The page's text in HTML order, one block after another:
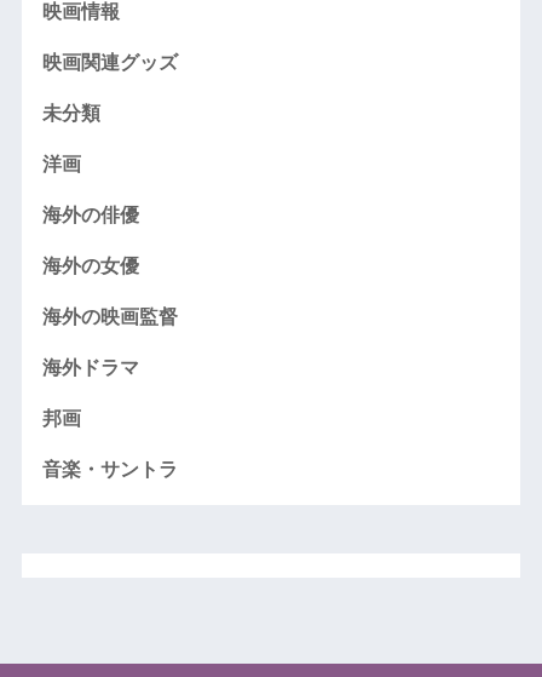
映画情報
映画関連グッズ
未分類
洋画
海外の俳優
海外の女優
海外の映画監督
海外ドラマ
邦画
音楽・サントラ